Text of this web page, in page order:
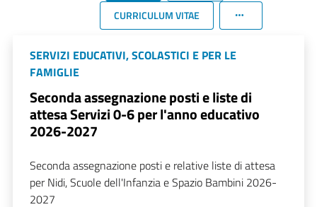
CURRICULUM VITAE
SERVIZI EDUCATIVI, SCOLASTICI E PER LE
FAMIGLIE
Seconda assegnazione posti e liste di
attesa Servizi 0-6 per l'anno educativo
2026-2027
Seconda assegnazione posti e relative liste di attesa
per Nidi, Scuole dell'Infanzia e Spazio Bambini 2026-
2027